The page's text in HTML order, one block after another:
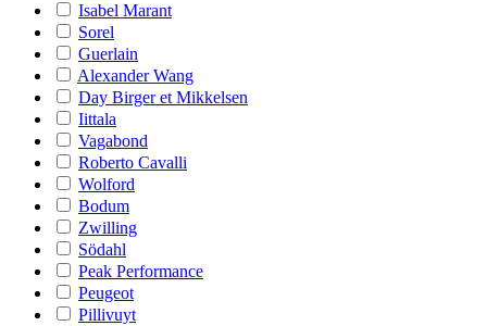
Isabel Marant
Sorel
Guerlain
Alexander Wang
Day Birger et Mikkelsen
Iittala
Vagabond
Roberto Cavalli
Wolford
Bodum
Zwilling
Södahl
Peak Performance
Peugeot
Pillivuyt